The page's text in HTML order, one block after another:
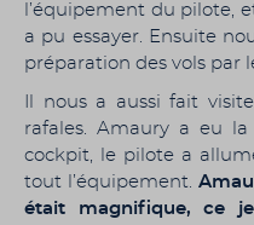
l’équipement du pilote,
a pu essayer. Ensuite
préparation des vols par
Il nous a aussi fait
rafales. Amaury a eu
cockpit, le pilote a
tout l’équipement.
était magnifique, ce